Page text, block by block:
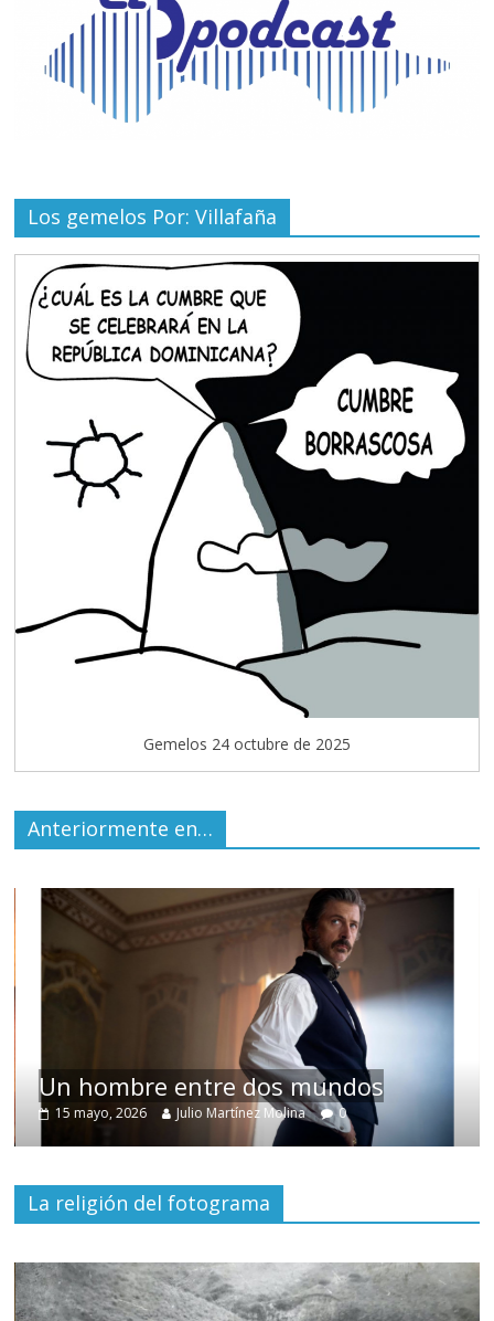
Los gemelos Por: Villafaña
Gemelos 24 octubre de 2025
Anteriormente en…
Un hombre entre dos mundos
15 mayo, 2026 Julio Martínez Molina 0
La religión del fotograma